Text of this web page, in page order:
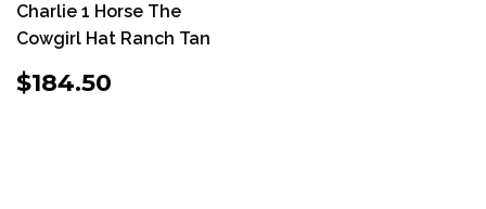
Charlie 1 Horse The
Cowgirl Hat Ranch Tan
PRECIO
HABITUAL
$184.50